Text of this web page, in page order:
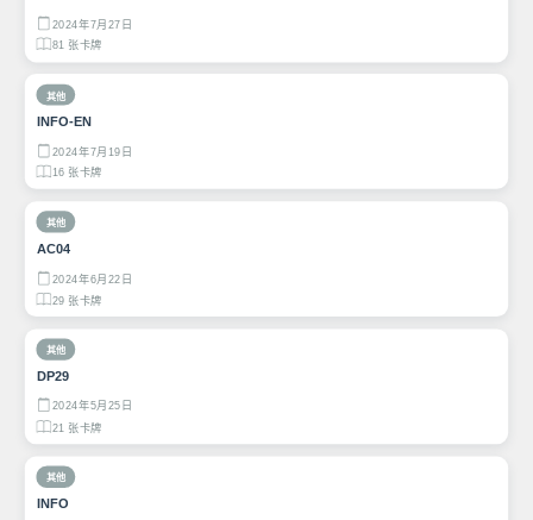
2024年7月27日
81 张卡牌
其他
INFO-EN
2024年7月19日
16 张卡牌
其他
AC04
2024年6月22日
29 张卡牌
其他
DP29
2024年5月25日
21 张卡牌
其他
INFO